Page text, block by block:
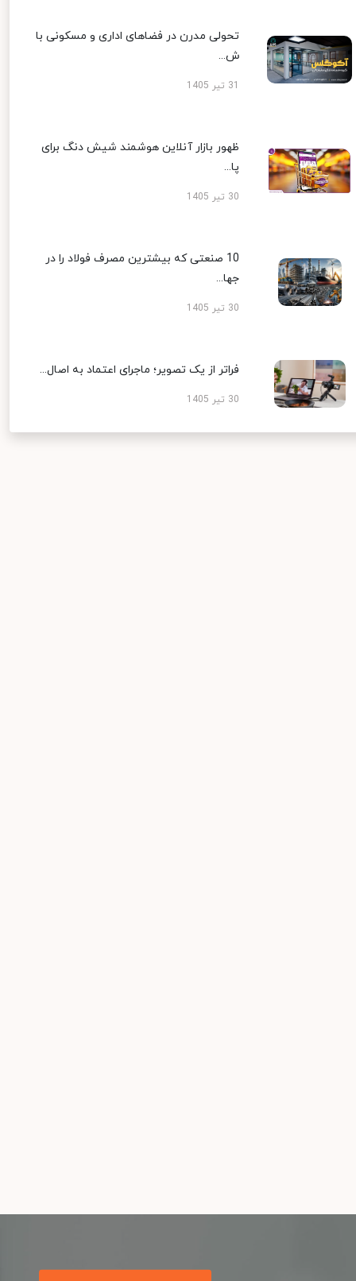
تحولی مدرن در فضاهای اداری و مسکونی با
ش...
ظهور بازار آنلاین هوشمند شیش دنگ برای
پا...
30 تیر 1405
10 صنعتی که بیشترین مصرف فولاد را در
جها...
30 تیر 1405
فراتر از یک تصویر؛ ماجرای اعتماد به اصال...
30 تیر 1405